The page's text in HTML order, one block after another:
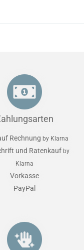
Rechnung by Klarna
und Ratenkauf by
Klarna
Vorkasse
PayPal